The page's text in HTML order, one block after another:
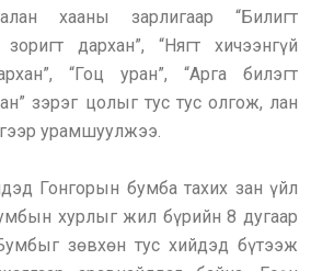
хааны зарлигаар “Билигт
зоригт дархан”, “Нягт хичээнгүй
“Гоц уран”, “Арга билэгт
зэрэг цолыг тус тус олгож, лан
урамшуулжээ.
Гонгорын бумба тахих зан үйл
хурлыг жил бүрийн 8 дугаар
зөвхөн тус хийдэд бүтээж